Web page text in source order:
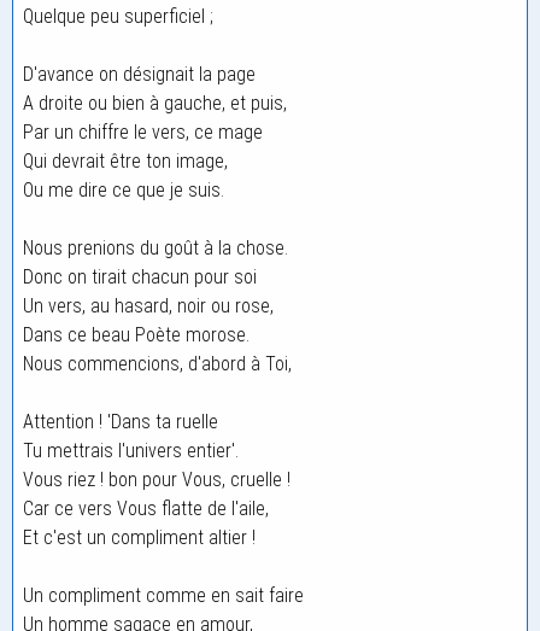
Quelque peu superficiel ;
D'avance on désignait la page
A droite ou bien à gauche, et puis,
Par un chiffre le vers, ce mage
Qui devrait être ton image,
Ou me dire ce que je suis.
Nous prenions du goût à la chose.
Donc on tirait chacun pour soi
Un vers, au hasard, noir ou rose,
Dans ce beau Poète morose.
Nous commencions, d'abord à Toi,
Attention ! 'Dans ta ruelle
Tu mettrais l'univers entier'.
Vous riez ! bon pour Vous, cruelle !
Car ce vers Vous flatte de l'aile,
Et c'est un compliment altier !
Un compliment comme en sait faire
Un homme sagace en amour,